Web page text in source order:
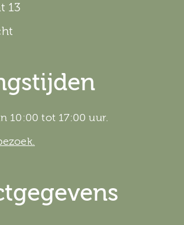
13
10:00 tot 17:00 uur.